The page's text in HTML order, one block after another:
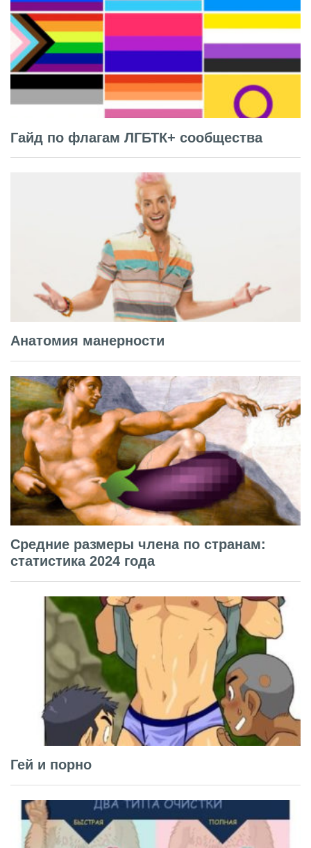
Гайд по флагам ЛГБТК+ сообщества
Анатомия манерности
Средние размеры члена по странам:
статистика 2024 года
Гей и порно